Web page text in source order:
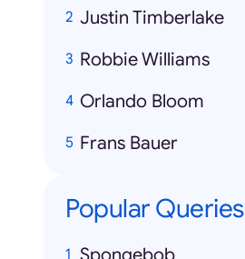
Justin Timberlake
Robbie Williams
Orlando Bloom
Frans Bauer
Popular Queries